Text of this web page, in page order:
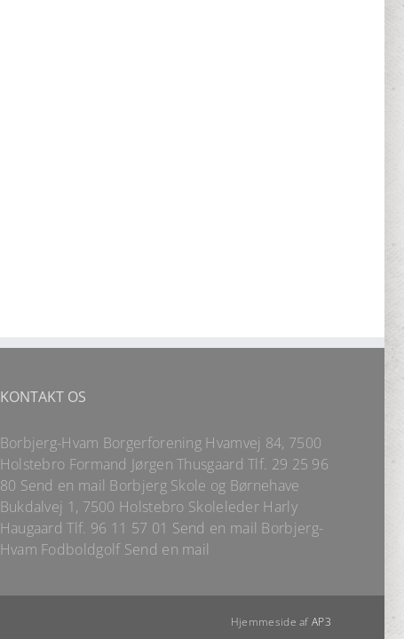
KONTAKT OS
Borbjerg-Hvam Borgerforening Hvamvej 84, 7500
Holstebro Formand Jørgen Thusgaard Tlf. 29 25 96
80 Send en mail Borbjerg Skole og Børnehave
Bukdalvej 1, 7500 Holstebro Skoleleder Harly
Haugaard Tlf. 96 11 57 01 Send en mail Borbjerg-
Hvam Fodboldgolf Send en mail
Hjemmeside afAP3